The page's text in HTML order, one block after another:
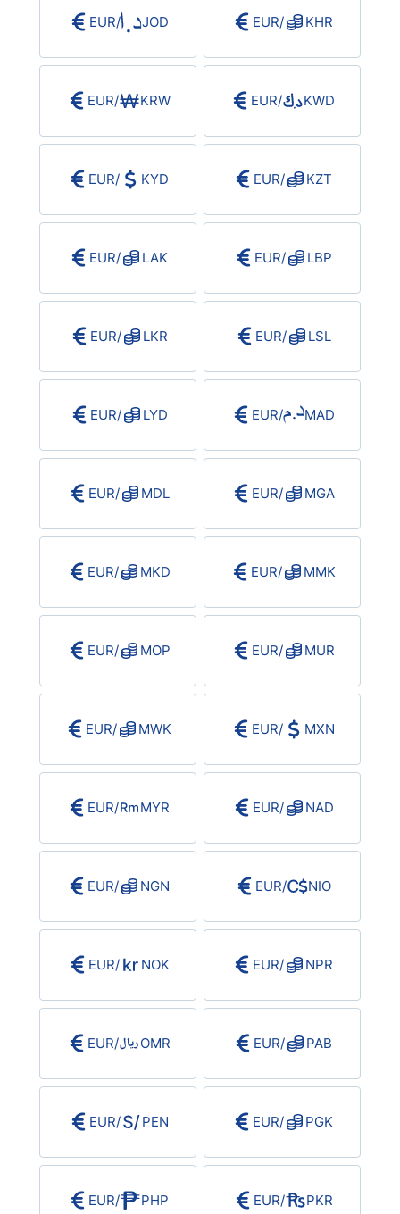
EUR/ JOD EUR/ KHR
EUR/ KRW EUR/ KWD
EUR/ KYD EUR/ KZT
EUR/ LAK EUR/ LBP
EUR/ LKR EUR/ LSL
EUR/ LYD EUR/ MAD
EUR/ MDL EUR/ MGA
EUR/ MKD EUR/ MMK
EUR/ MOP EUR/ MUR
EUR/ MWK EUR/ MXN
EUR/ MYR EUR/ NAD
EUR/ NGN EUR/ NIO
EUR/ NOK EUR/ NPR
EUR/ OMR EUR/ PAB
EUR/ PEN EUR/ PGK
EUR/ PHP EUR/ PKR